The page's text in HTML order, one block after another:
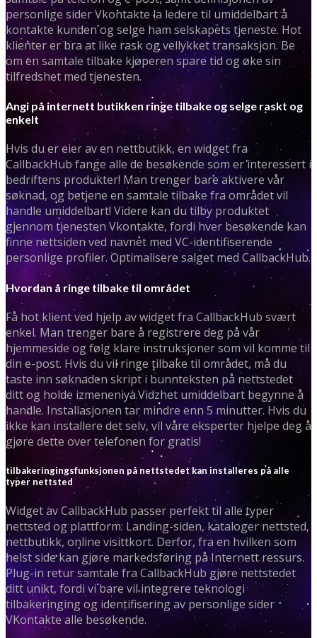
personlige sider Vkontakte la ledere til umiddelbart å
kontakte kunden og selge ham selskapets tjeneste. Hot
klienter er bra at like rask og vellykket transaksjon. Be
om en samtale tilbake kjøperen spare tid og øke sin
tilfredshet med tjenesten.
Angi på internett butikken ringe tilbake og selge raskt og
enkelt
Hvis du er eier av en nettbutikk, en widget fra
CallbackHub fange alle de besøkende som er interessert i
bedriftens produkter! Man trenger bare aktivere vår
søknad, og betjene en samtale tilbake fra området vil
handle umiddelbart! Videre kan du tilby produktet
gjennom tjenesten Vkontakte, fordi hver besøkende kan
finne nettsiden ved navnet med VC-identifiserende
personlige profiler. Optimalisere salget med CallbackHub.
Hvordan å ringe tilbake til området
Få hot klient ved hjelp av widget fra CallbackHub svært
enkel. Man trenger bare å registrere deg på vår
hjemmeside og følg klare instruksjoner som vil komme til
din e-post. Hvis du vil ringe tilbake til området, må du
taste inn søknaden skript i bunnteksten på nettstedet
ditt og holde izmeneniya.Vidzhet umiddelbart begynne å
handle. Installasjonen tar mindre enn 5 minutter. Hvis du
ikke kan installere det selv, vil våre eksperter hjelpe deg å
gjøre dette over telefonen for gratis!
tilbakeringingsfunksjonen på nettstedet kan installeres på alle
typer nettsted
Widget av CallbackHub passer perfekt til alle typer
nettsted og plattform: Landing-siden, kataloger nettsted,
nettbutikk, online visittkort. Derfor, fra en hvilken som
helst side kan gjøre markedsføring på Internett ressurs.
Plug-in retur samtale fra CallbackHub gjøre nettstedet
ditt unikt, fordi vi bare vil integrere teknologi
tilbakeringing og identifisering av personlige sider
VKontakte alle besøkende.